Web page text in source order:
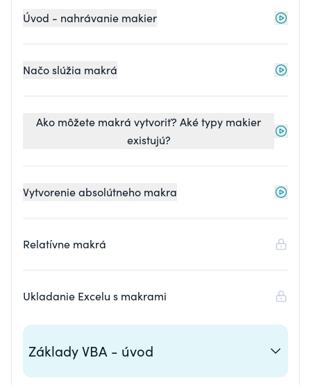
Úvod - nahrávanie makier
Načo slúžia makrá
Ako môžete makrá vytvoriť? Aké typy makier
existujú?
Vytvorenie absolútneho makra
Relatívne makrá
Ukladanie Excelu s makrami
Základy VBA - úvod